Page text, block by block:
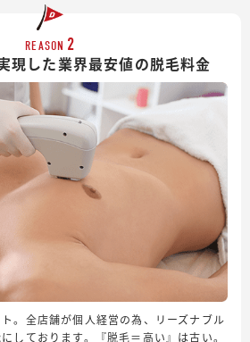
REASON 2
現した業界最安値の脱毛料金
。全店舗が個人経営の為、リーズナブル
しております。『脱毛＝高い』は古い。